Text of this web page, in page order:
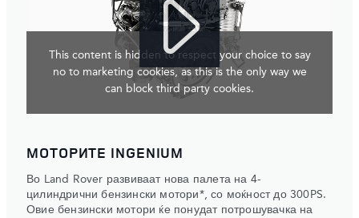
МОТОРИТЕ INGENIUM
Во Land Rover развиваат нова палета на 4-
цилиндрични бензински мотори*, со моќност до 300PS.
Овие бензински мотори ќе понудат потрошувачка на
This content is hidden to respect your choice to say
no to marketing cookies, as this is the only way we
can block third party cookies.